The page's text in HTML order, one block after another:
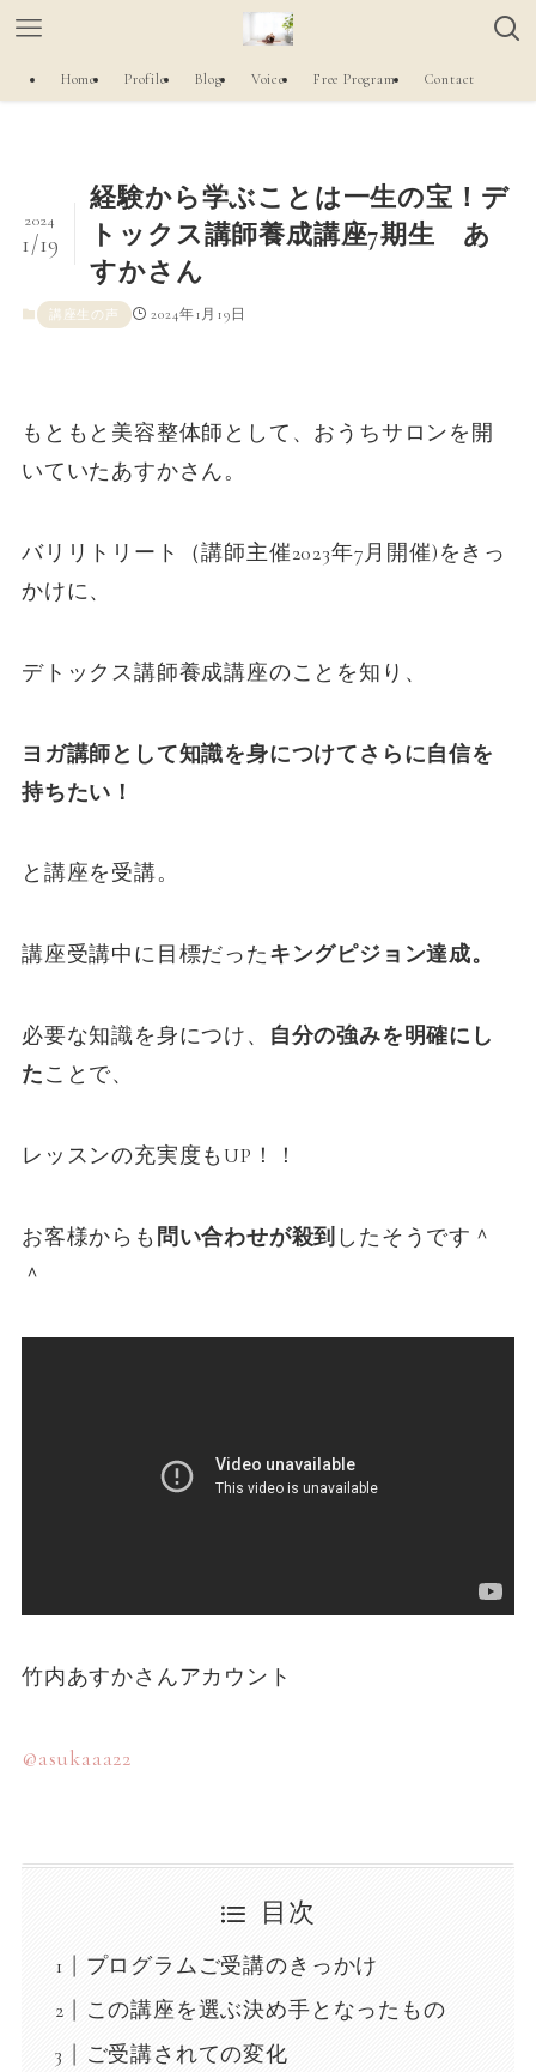
Home Profile Blog Voice Free Program Contact
経験から学ぶことは一生の宝！デ
トックス講師養成講座7期生 あ
すかさん
2024
1/19
講座生の声 2024年1月19日
もともと美容整体師として、おうちサロンを開
いていたあすかさん。
バリリトリート（講師主催2023年7月開催)をきっ
かけに、
デトックス講師養成講座のことを知り、
ヨガ講師として知識を身につけてさらに自信を
持ちたい！
と講座を受講。
講座受講中に目標だったキングピジョン達成。
必要な知識を身につけ、
自分の強みを明確にし
たことで、
レッスンの充実度もUP！！
お客様からも 問い合わせが殺到 したそうです＾
＾
竹内あすかさんアカウント
@asukaaa22
目次
プログラムご受講のきっかけ
この講座を選ぶ決め手となったもの
ご受講されての変化